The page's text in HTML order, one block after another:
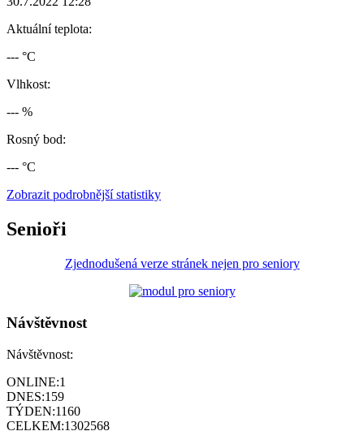
Aktuální teplota:
--- °C
Vlhkost:
--- %
Rosný bod:
--- °C
Zobrazit podrobnější statistiky
Senioři
Zjednodušená verze stránek nejen pro seniory
Návštěvnost
Návštěvnost:
ONLINE:1
DNES:159
TÝDEN:1160
CELKEM:1302568